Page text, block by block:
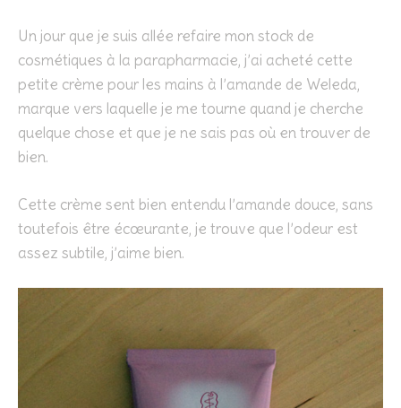
Un jour que je suis allée refaire mon stock de
cosmétiques à la parapharmacie, j’ai acheté cette
petite crème pour les mains à l’amande de Weleda,
marque vers laquelle je me tourne quand je cherche
quelque chose et que je ne sais pas où en trouver de
bien.
Cette crème sent bien entendu l’amande douce, sans
toutefois être écœurante, je trouve que l’odeur est
assez subtile, j’aime bien.